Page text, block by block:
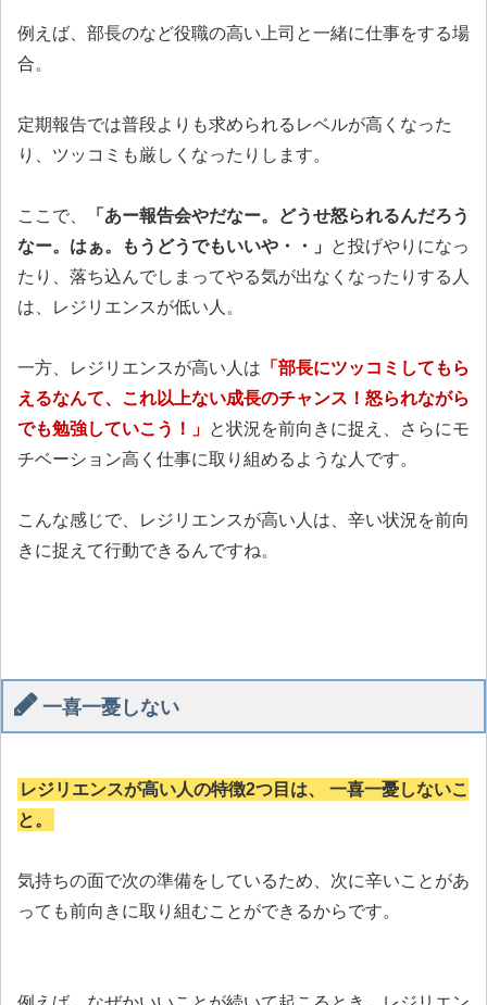
例えば、部長のなど役職の高い上司と一緒に仕事をする場
合。
定期報告では普段よりも求められるレベルが高くなった
り、ツッコミも厳しくなったりします。
ここで、
「あー報告会やだなー。どうせ怒られるんだろう
なー。はぁ。もうどうでもいいや・・」
と投げやりになっ
たり、落ち込んでしまってやる気が出なくなったりする人
は、レジリエンスが低い人。
一方、レジリエンスが高い人は 「部長にツッコミしてもら
えるなんて、これ以上ない成長のチャンス！怒られながら
でも勉強していこう！」 と状況を前向きに捉え、さらにモ
チベーション高く仕事に取り組めるような人です。
こんな感じで、レジリエンスが高い人は、辛い状況を前向
きに捉えて行動できるんですね。
一喜一憂しない
レジリエンスが高い人の特徴2つ目は、 一喜一憂しないこ
と。
気持ちの面で次の準備をしているため、次に辛いことがあ
っても前向きに取り組むことができるからです。